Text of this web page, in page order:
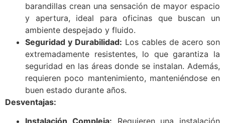
barandillas crean una sensación de mayor espacio
y apertura, ideal para oficinas que buscan un
ambiente despejado y fluido.
Seguridad y Durabilidad: Los cables de acero son
extremadamente resistentes, lo que garantiza la
seguridad en las áreas donde se instalan. Además,
requieren poco mantenimiento, manteniéndose en
buen estado durante años.
Desventajas: